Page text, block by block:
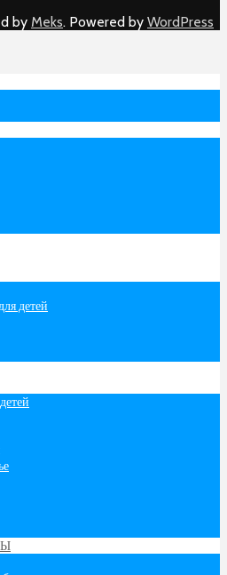
by Meks. Powered by WordPress
детей